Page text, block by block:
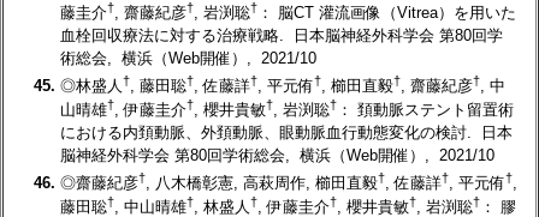
藤圭介† , 齋藤紀彦† , 岩渕聡† ： 脳CT 灌流画像（Vitrea）を用いた
血栓回収療法に対する治療戦略. 日本脳神経外科学会 第80回学
術総会, 横浜（Web開催）, 2021/10
45. ◎林盛人†, 藤田聡†, 佐藤詳†, 平元侑†, 櫛田直毅†, 齋藤紀彦†, 中
山晴雄† , 伊藤圭介† , 櫻井貴敏† , 岩渕聡† ： 頚動脈ステント留置術
における内頚動脈、外頚動脈、眼動脈血行動態変化の検討. 日本
脳神経外科学会 第80回学術総会, 横浜（Web開催）, 2021/10
46. ◎齋藤紀彦†, 八木橋彰憲, 高萩周作, 櫛田直毅†, 佐藤詳†, 平元侑†,
藤田聡† , 中山晴雄† , 林盛人 † , 伊藤圭介† , 櫻井貴敏† , 岩渕聡† ： 膠